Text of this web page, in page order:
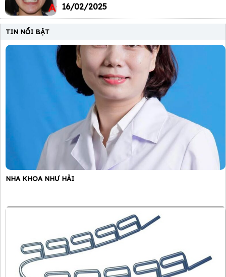
16/02/2025
TIN NỔI BẬT
NHA KHOA NHƯ HẢI